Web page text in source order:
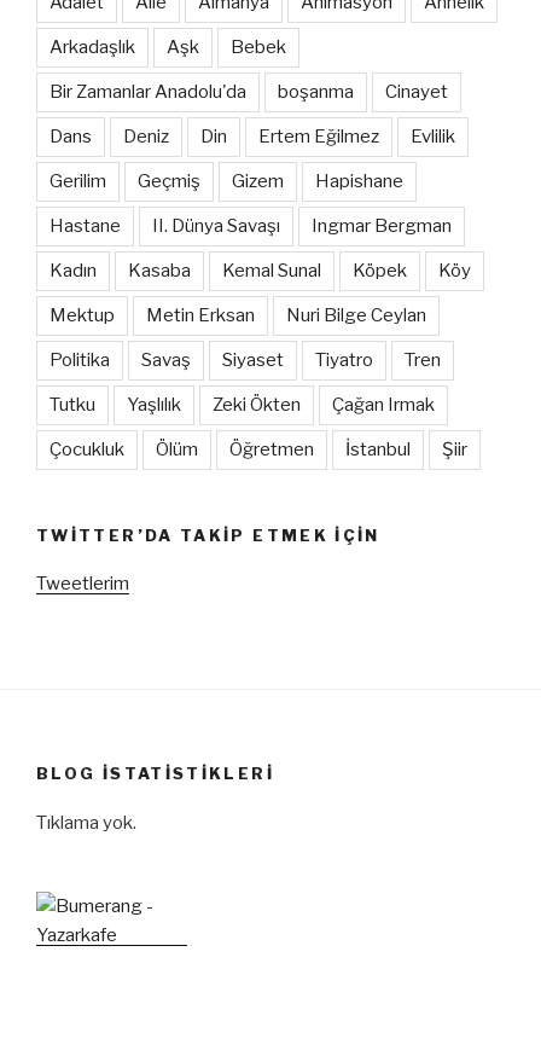
Arkadaşlık Aşk Bebek
Bir Zamanlar Anadolu'da boşanma Cinayet
Dans Deniz Din Ertem Eğilmez Evlilik
Gerilim Geçmiş Gizem Hapishane
Hastane II. Dünya Savaşı Ingmar Bergman
Kadın Kasaba Kemal Sunal Köpek Köy
Mektup Metin Erksan Nuri Bilge Ceylan
Politika Savaş Siyaset Tiyatro Tren
Tutku Yaşlılık Zeki Ökten Çağan Irmak
Çocukluk Ölüm Öğretmen İstanbul Şiir
TWITTER’DA TAKIP ETMEK IÇIN
Tweetlerim
BLOG İSTATISTIKLERI
Tıklama yok.